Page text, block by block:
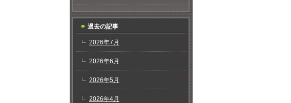
過去の記事
2026年7月
2026年6月
2026年5月
2026年4月